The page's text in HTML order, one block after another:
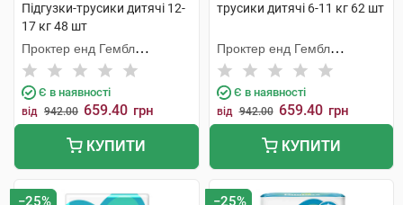
Підгузки-трусики дитячі 12-
17 кг 48 шт
Проктер енд Гембл
Мануфекчурінг
Є в наявності
від 942.00 659.40 грн
КУПИТИ
трусики дитячі 6-11 кг 62 шт
Проктер енд Гембл
Мануфекчурінг
Є в наявності
від 942.00 659.40 грн
КУПИТИ
−25% −25%